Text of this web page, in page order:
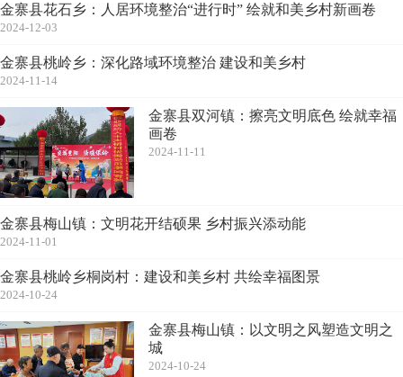
金寨县花石乡：人居环境整治“进行时” 绘就和美乡村新画卷
2024-12-03
金寨县桃岭乡：深化路域环境整治 建设和美乡村
2024-11-14
金寨县双河镇：擦亮文明底色 绘就幸福
画卷
2024-11-11
金寨县梅山镇：文明花开结硕果 乡村振兴添动能
2024-11-01
金寨县桃岭乡桐岗村：建设和美乡村 共绘幸福图景
2024-10-24
金寨县梅山镇：以文明之风塑造文明之
城
2024-10-24